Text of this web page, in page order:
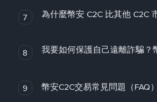
7 為什麼幣安 C2C 比其他 C2C
8 我要如何保護自己遠離詐騙？
9 幣安C2C交易常見問題（FAQ）